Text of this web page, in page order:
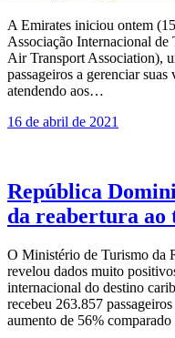
A Emirates iniciou ontem
Associação Internacional
Air Transport Association),
passageiros a gerenciar
atendendo aos…
16 de abril de 2021
República
da reabertura
O Ministério de Turismo da
revelou dados muito
internacional do destino
recebeu 263.857
aumento de 56%